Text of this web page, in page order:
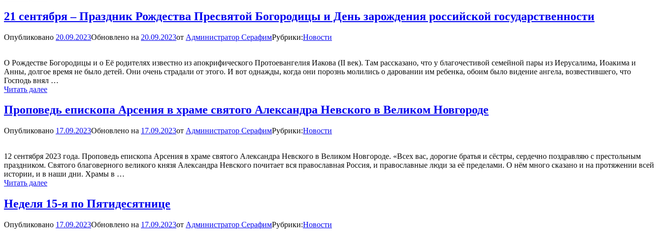
Новгороде
отметили
Рождества
День
зарождения
российской
государственности
21 сентября – Праздник Рождества Пресвятой Богородицы и День зарождения российской государственности
Опубликовано 20.09.2023Обновлено на 20.09.2023от Администратор СерафимРубрики:Новости
О Рождестве Богородицы и о Её родителях известно из апокрифического Протоевангелия Иакова (II век). Там рассказано, что у благочестивой семейной пары из Иерусалима, Иоакима и
Анны, долгое время не было детей. Они очень страдали от этого. И вот однажды, когда они порознь молились о даровании им ребенка, обоим было видение ангела, возвестившего, что
Господь внял …
Читать далее21
–
Праздник
Пресвятой
День
зарождения
российской
государственности
Проповедь епископа Арсения в храме святого Александра Невского в Великом Новгороде
Опубликовано 17.09.2023Обновлено на 17.09.2023от Администратор СерафимРубрики:Новости
12 сентября 2023 года. Проповедь епископа Арсения в храме святого Александра Невского в Великом Новгороде. «Всех вас, дорогие братья и сёстры, сердечно поздравляю с престольным
праздником. Святого благоверного великого князя Александра Невского почитает вся православная Россия, и православные люди за её пределами. О нём много сказано и на протяжении всей
истории, и в наши дни. Храмы в …
Читать далееПроповедь
Арсения в
храме
Александра
Неделя 15-я по Пятидесятнице
Опубликовано 17.09.2023Обновлено на 17.09.2023от Администратор СерафимРубрики:Новости